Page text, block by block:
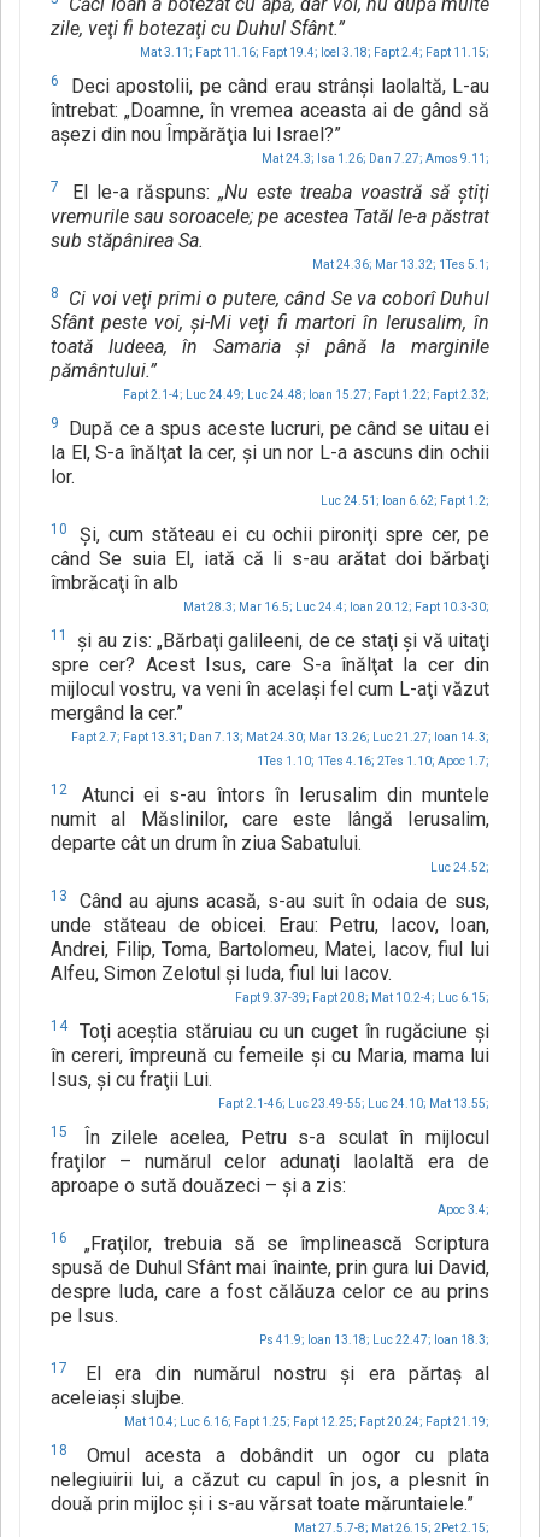
zile, veţi fi botezaţi cu Duhul Sfânt.”
Mat 3.11; Fapt 11.16; Fapt 19.4; Ioel 3.18; Fapt 2.4; Fapt 11.15;
6
Deci apostolii, pe când erau strânşi laolaltă, L-au
întrebat: „Doamne, în vremea aceasta ai de gând să
aşezi din nou Împărăţia lui Israel?”
Mat 24.3; Isa 1.26; Dan 7.27; Amos 9.11;
7 El le-a răspuns: „Nu este treaba voastră să ştiţi
vremurile sau soroacele; pe acestea Tatăl le-a păstrat
sub stăpânirea Sa.
Mat 24.36; Mar 13.32; 1Tes 5.1;
8
Ci voi veţi primi o putere, când Se va coborî Duhul
Sfânt peste voi, şi-Mi veţi fi martori în Ierusalim, în
toată Iudeea, în Samaria şi până la marginile
pământului.”
Fapt 2.1-4; Luc 24.49; Luc 24.48; Ioan 15.27; Fapt 1.22; Fapt 2.32;
9
După ce a spus aceste lucruri, pe când se uitau ei
la El, S-a înălţat la cer, şi un nor L-a ascuns din ochii
lor.
Luc 24.51; Ioan 6.62; Fapt 1.2;
10
Şi, cum stăteau ei cu ochii pironiţi spre cer, pe
când Se suia El, iată că li s-au arătat doi bărbaţi
îmbrăcaţi în alb
Mat 28.3; Mar 16.5; Luc 24.4; Ioan 20.12; Fapt 10.3-30;
11
şi au zis: „Bărbaţi galileeni, de ce staţi şi vă uitaţi
spre cer? Acest Isus, care S-a înălţat la cer din
mijlocul vostru, va veni în acelaşi fel cum L-aţi văzut
mergând la cer.”
Fapt 2.7; Fapt 13.31; Dan 7.13; Mat 24.30; Mar 13.26; Luc 21.27; Ioan 14.3;
1Tes 1.10; 1Tes 4.16; 2Tes 1.10; Apoc 1.7;
12
Atunci ei s-au întors în Ierusalim din muntele
numit al Măslinilor, care este lângă Ierusalim,
departe cât un drum în ziua Sabatului.
Luc 24.52;
13
Când au ajuns acasă, s-au suit în odaia de sus,
unde stăteau de obicei. Erau: Petru, Iacov, Ioan,
Andrei, Filip, Toma, Bartolomeu, Matei, Iacov, fiul lui
Alfeu, Simon Zelotul şi Iuda, fiul lui Iacov.
Fapt 9.37-39; Fapt 20.8; Mat 10.2-4; Luc 6.15;
14
Toţi aceştia stăruiau cu un cuget în rugăciune şi
în cereri, împreună cu femeile şi cu Maria, mama lui
Isus, şi cu fraţii Lui.
Fapt 2.1-46; Luc 23.49-55; Luc 24.10; Mat 13.55;
15
În zilele acelea, Petru s-a sculat în mijlocul
fraţilor – numărul celor adunaţi laolaltă era de
aproape o sută douăzeci – şi a zis:
Apoc 3.4;
16
„Fraţilor, trebuia să se împlinească Scriptura
spusă de Duhul Sfânt mai înainte, prin gura lui David,
despre Iuda, care a fost călăuza celor ce au prins
pe Isus.
Ps 41.9; Ioan 13.18; Luc 22.47; Ioan 18.3;
17
El era din numărul nostru şi era părtaş al
aceleiaşi slujbe.
Mat 10.4; Luc 6.16; Fapt 1.25; Fapt 12.25; Fapt 20.24; Fapt 21.19;
18
Omul acesta a dobândit un ogor cu plata
nelegiuirii lui, a căzut cu capul în jos, a plesnit în
două prin mijloc şi i s-au vărsat toate măruntaiele.”
Mat 27.5.7-8; Mat 26.15; 2Pet 2.15;